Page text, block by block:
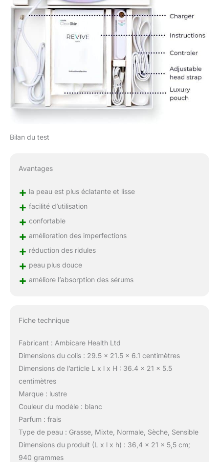
Bilan du test
Avantages
+ la peau est plus éclatante et lisse
+ facilité d’utilisation
+ confortable
+ amélioration des imperfections
+ réduction des ridules
+ peau plus douce
+ améliore l’absorption des sérums
Fiche technique
Fabricant : Ambicare Health Ltd
Dimensions du colis : 29.5 x 21.5 x 6.1 centimètres
Dimensions de l’article L x l x H : 36.4 x 21 x 5.5
centimètres
Marque : lustre
Couleur du modèle : blanc
Parfum : frais
Type de peau : Grasse, Mixte, Normale, Sèche, Sensible
Dimensions du produit (L x l x h) : 36,4 x 21 x 5,5 cm;
940 grammes